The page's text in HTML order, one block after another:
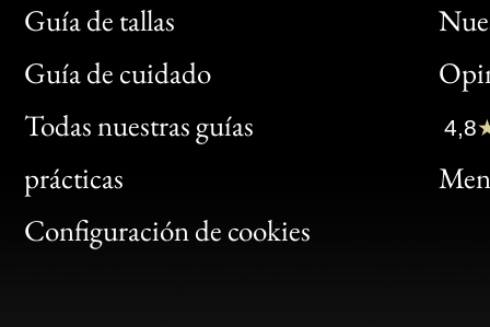
Guía de tallas
Guía de cuidado
Todas nuestras guías
prácticas
Configuración de cookies
Bon
Clic
Bon
4,8